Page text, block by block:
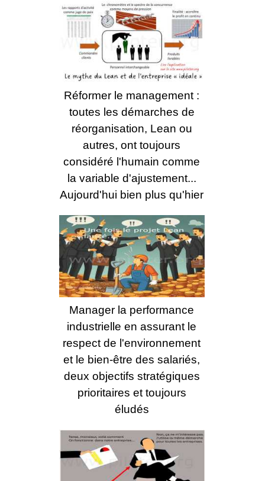
Réformer le management :
toutes les démarches de
réorganisation, Lean ou
autres, ont toujours
considéré l'humain comme
la variable d'ajustement...
Aujourd'hui bien plus qu'hier
Manager la performance
industrielle en assurant le
respect de l'environnement
et le bien-être des salariés,
deux objectifs stratégiques
prioritaires et toujours
éludés